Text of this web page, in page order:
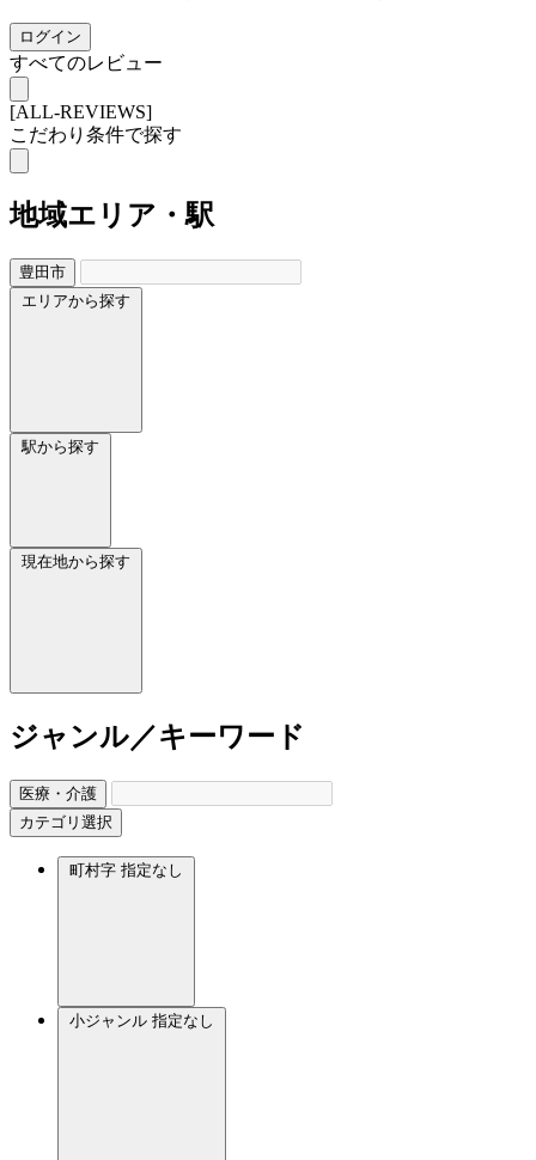
ログイン
すべてのレビュー
[ALL-REVIEWS]
こだわり条件で探す
地域エリア・駅
豊田市
エリアから探す
駅から探す
現在地から探す
ジャンル／キーワード
医療・介護
カテゴリ選択
町村字 指定なし
小ジャンル 指定なし